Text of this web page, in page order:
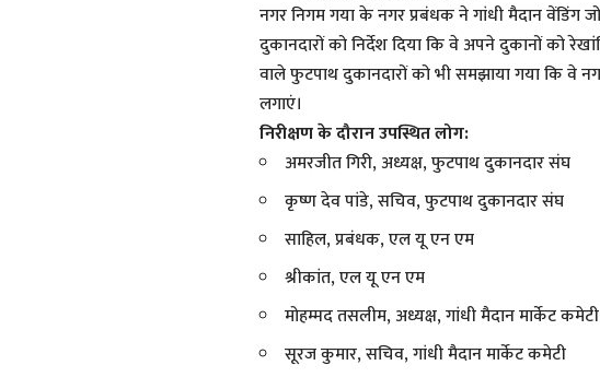
नगर निगम गया के नगर प्रबंधक ने गांधी मैदान वेंडिंग
दुकानदारों को निर्देश दिया कि वे अपने दुकानों को
वाले फुटपाथ दुकानदारों को भी समझाया गया कि वे
लगाएं।
निरीक्षण के दौरान उपस्थित लोग:
अमरजीत गिरी, अध्यक्ष, फुटपाथ दुकानदार संघ
कृष्ण देव पांडे, सचिव, फुटपाथ दुकानदार संघ
साहिल, प्रबंधक, एल यू एन एम
श्रीकांत, एल यू एन एम
मोहम्मद तसलीम, अध्यक्ष, गांधी मैदान मार्केट कमेटी
सूरज कुमार, सचिव, गांधी मैदान मार्केट कमेटी